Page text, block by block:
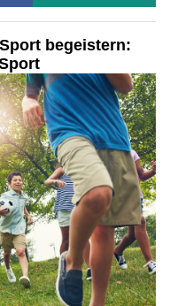
begeistern: